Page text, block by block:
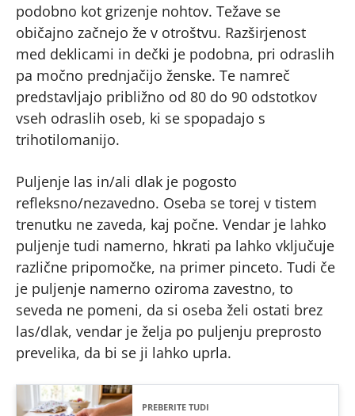
podobno kot grizenje nohtov. Težave se
običajno začnejo že v otroštvu. Razširjenost
med deklicami in dečki je podobna, pri odraslih
pa močno prednjačijo ženske. Te namreč
predstavljajo približno od 80 do 90 odstotkov
vseh odraslih oseb, ki se spopadajo s
trihotilomanijo.
Puljenje las in/ali dlak je pogosto
refleksno/nezavedno. Oseba se torej v tistem
trenutku ne zaveda, kaj počne. Vendar je lahko
puljenje tudi namerno, hkrati pa lahko vključuje
različne pripomočke, na primer pinceto. Tudi če
je puljenje namerno oziroma zavestno, to
seveda ne pomeni, da si oseba želi ostati brez
las/dlak, vendar je želja po puljenju preprosto
prevelika, da bi se ji lahko uprla.
PREBERITE TUDI